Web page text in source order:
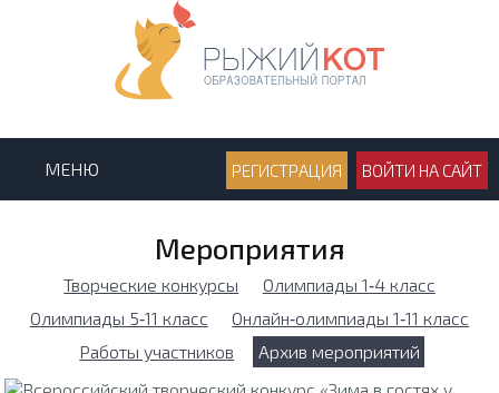
МЕНЮ РЕГИСТРАЦИЯ ВОЙТИ НА САЙТ
Мероприятия
Творческие конкурсы
Олимпиады 1‑4 класс
Олимпиады 5‑11 класс
Онлайн‑олимпиады 1‑11 класс
Работы участников
Архив мероприятий